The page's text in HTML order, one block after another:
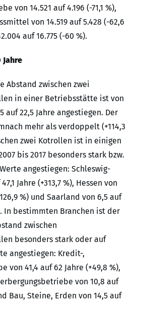
von 14.521 auf 4.196 (-71,1 %),
von 14.519 auf 5.428 (-62,6
auf 16.775 (-60 %).
Abstand zwischen zwei
in einer Betriebsstätte ist von
auf 22,5 Jahre angestiegen. Der
mehr als verdoppelt (+114,3
zwei Kotrollen ist in einigen
bis 2017 besonders stark bzw.
angestiegen: Schleswig-
Jahre (+313,7 %), Hessen von
%) und Saarland von 6,5 auf
In bestimmten Branchen ist der
zwischen
besonders stark oder auf
angestiegen: Kredit-,
von 41,4 auf 62 Jahre (+49,8 %),
von 10,8 auf
Bau, Steine, Erden von 14,5 auf